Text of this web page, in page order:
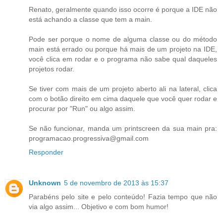
Renato, geralmente quando isso ocorre é porque a IDE não
está achando a classe que tem a main.
Pode ser porque o nome de alguma classe ou do método
main está errado ou porque há mais de um projeto na IDE,
você clica em rodar e o programa não sabe qual daqueles
projetos rodar.
Se tiver com mais de um projeto aberto ali na lateral, clica
com o botão direito em cima daquele que você quer rodar e
procurar por "Run" ou algo assim.
Se não funcionar, manda um printscreen da sua main pra:
programacao.progressiva@gmail.com
Responder
Unknown 5 de novembro de 2013 às 15:37
Parabéns pelo site e pelo conteúdo! Fazia tempo que não
via algo assim... Objetivo e com bom humor!